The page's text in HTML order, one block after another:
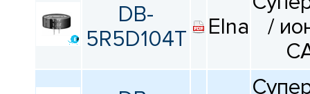
ПРОИЗВОДИТЕЛЕЙ
DB-
5R5D104T
Elna
/